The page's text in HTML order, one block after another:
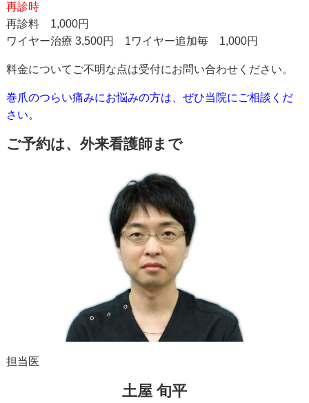
再診時
再診料 1,000円
ワイヤー治療 3,500円 1ワイヤー追加毎 1,000円
料金についてご不明な点は受付にお問い合わせください。
巻爪のつらい痛みにお悩みの方は、ぜひ当院にご相談くだ
さい。
ご予約は、外来看護師まで
担当医
土屋 旬平